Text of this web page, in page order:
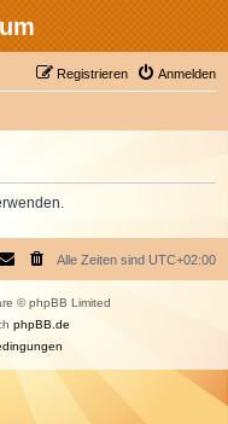
Anmelden
Registrieren
Alle Zeiten sind UTC+02:00
© phpBB Limited
phpBB.de